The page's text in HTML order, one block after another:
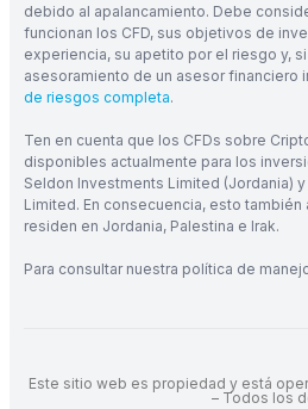
debido al apalancamiento. Debe
funcionan los CFD, sus objetivos de
experiencia, su apetito por el riesgo y,
asesoramiento de un asesor financiero
de riesgos completa.
Ten en cuenta que los CFDs sobre
disponibles actualmente para los
Seldon Investments Limited (Jordania)
Limited. En consecuencia, esto
residen en Jordania, Palestina e Irak.
Para consultar nuestra política de
Este sitio web es propiedad y está
– Todos los